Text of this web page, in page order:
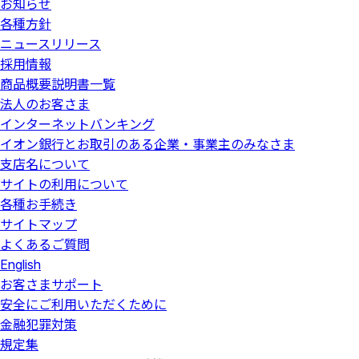
までの間は、保険業法の規制により、イオン銀行で保険
商品（一時払終身保険（一部）、個人年金保険、住宅関
連の長期火災保険、年金払積立傷害保険、海外旅行保険
を除く）のお申込みをいただけない場合がありますの
で、ご確認ください。
商品（個人年金保険、住宅関連の長期火災保険、年金払
積立傷害保険、海外旅行保険を除く）のお申込みをいた
だけない場合がありますので、ご確認ください。
（個人年金保険、住宅関連の長期火災保険、年金払積立傷
害保険、海外旅行保険を除く）のお申込みをいただけない
場合がありますので、ご確認ください。
前交付書面（「契約概要」、「注意喚起情報」）」等でご
確認ください。
外貨建ての個人年金保険のご購入または死亡給付金や解約
返戻金等のお受取りにあたって、外貨と円貨を交換する場
合には外貨のお取扱いによりご負担いただく費用が上記の
各種手数料とは別にかかります。外貨のお取扱いによりご
負担いただく費用は、通貨および金融機関等によって取扱
いが異なりますので表示することができません。詳しくは
各金融機関の窓口でご確認ください。
款」、「契約締結前交付書面（「契約概要」、「注意喚起
情報」）」等でお確かめください。
外貨建保険のご購入または死亡給付金や解約返戻金等のお
受取りにあたって、外貨と円貨を交換する場合には外貨の
お取扱いによりご負担いただく費用が上記の各種手数料と
は別にかかります。外貨のお取扱いによりご負担いただく
費用は、通貨および金融機関等によって取扱いが異なりま
すので表示することができません。詳しくは各金融機関の
窓口でご確認ください。
変額保険は国内外の株式・債券等で運用しており、運用実
績が保険金額や積立金額・将来の年金額などの増減につな
がるため、株価や債券価格の下落、為替の変動により、死
亡保険金・積立金額・解約返戻金額等は払込保険料を下回
ることがあり、損失が生ずるおそれがあります。
お知らせ
各種方針
ニュースリリース
採用情報
商品概要説明書一覧
法人のお客さま
インターネットバンキング
イオン銀行とお取引のある企業・事業主のみなさま
支店名について
サイトの利用について
各種お手続き
サイトマップ
よくあるご質問
English
お客さまサポート
安全にご利用いただくために
金融犯罪対策
規定集